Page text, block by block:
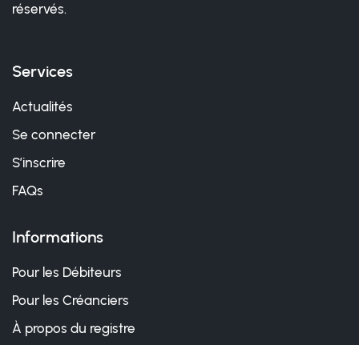
réservés.
Services
Actualités
Se connecter
S’inscrire
FAQs
Informations
Pour les Débiteurs
Pour les Créanciers
À propos du registre